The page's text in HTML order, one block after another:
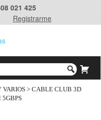
021 425
Registrarme
VARIOS > CABLE CLUB 3D